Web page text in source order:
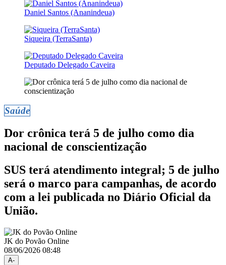
Daniel Santos (Ananindeua)
Siqueira (TerraSanta)
Deputado Delegado Caveira
Saúde
Dor crônica terá 5 de julho como dia
nacional de conscientização
SUS terá atendimento integral; 5 de julho
será o marco para campanhas, de acordo
com a lei publicada no Diário Oficial da
União.
JK do Povão Online
08/06/2026 08:48
A-